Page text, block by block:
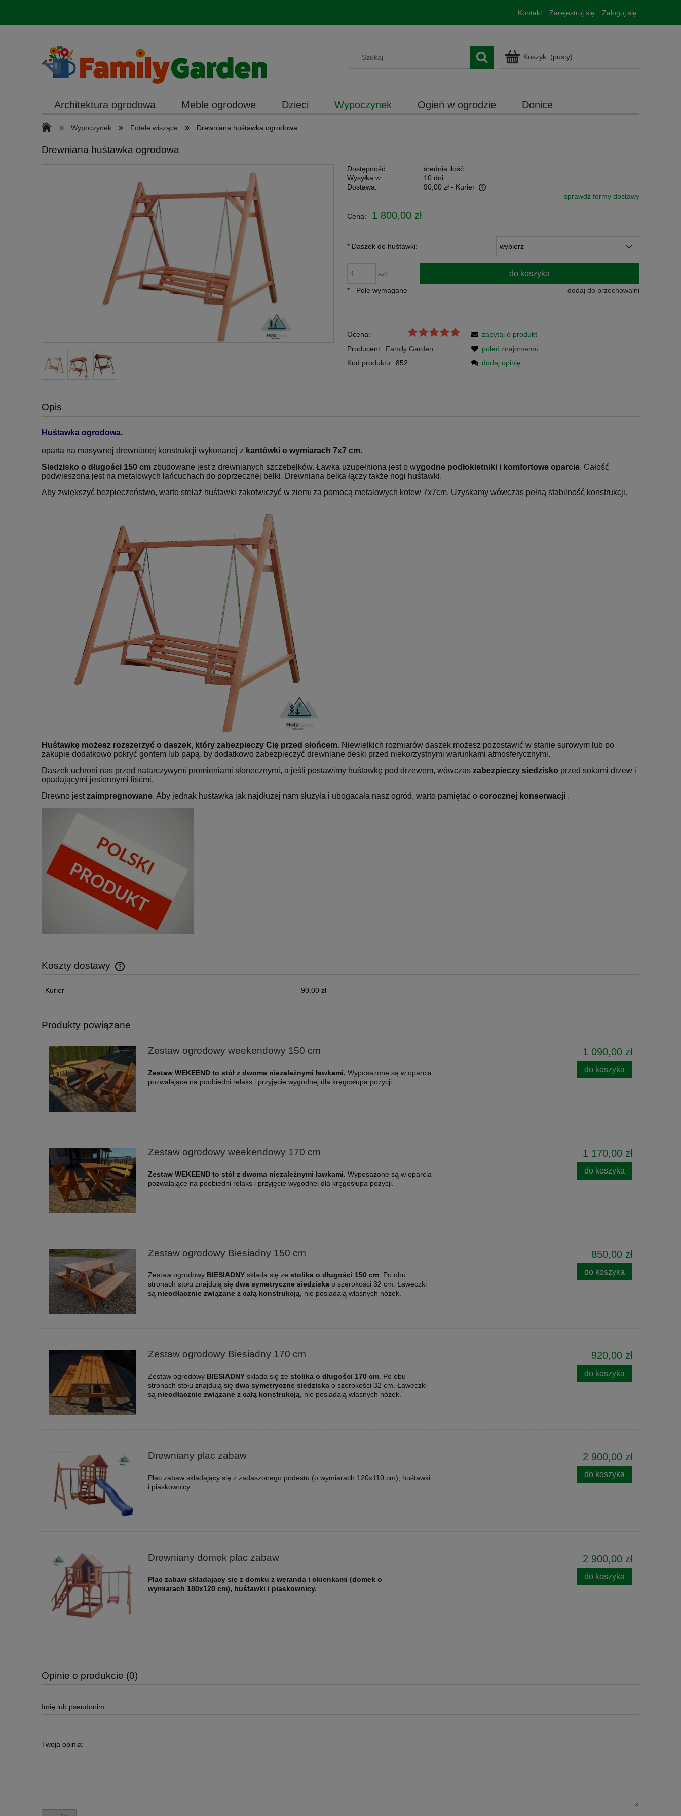
Kontakt Zarejestruj się Zaloguj się
Koszyk: (pusty)
Architektura ogrodowa Meble ogrodowe Dzieci Wypoczynek Ogień w ogrodzie Donice
Oświetlenie
» Wypoczynek » Fotele wiszące » Drewniana huśtawka ogrodowa
Drewniana huśtawka ogrodowa
Dostępność:
średnia ilość
Wysyłka w:
10 dni
Dostawa:
90,00 zł - Kurier
płatności
sprawdź formy dostawy
Cena: 1 800,00 zł
*Daszek do huśtawki:
szt. do koszyka
dodaj do przechowalni
*- Pole wymagane
Ocena:
Producent: Family Garden
Kod produktu: 852
zapytaj o produkt
poleć znajomemu
dodaj opinię
Opis
Huśtawka ogrodowa.
oparta na masywnej drewnianej konstrukcji wykonanej z kantówki o wymiarach 7x7 cm.
Siedzisko o długości 150 cm zbudowane jest z drewnianych szczebelków. Ławka uzupełniona jest o wygodne podłokietniki i komfortowe oparcie. Całość
podwieszona jest na metalowych łańcuchach do poprzecznej belki. Drewniana belka łączy także nogi huśtawki.
Aby zwiększyć bezpieczeństwo, warto stelaż huśtawki zakotwiczyć w ziemi za pomocą metalowych kotew 7x7cm. Uzyskamy wówczas pełną stabilność konstrukcji.
Huśtawkę możesz rozszerzyć o daszek, który zabezpieczy Cię przed słońcem. Niewielkich rozmiarów daszek możesz pozostawić w stanie surowym lub po
zakupie dodatkowo pokryć gontem lub papą, by dodatkowo zabezpieczyć drewniane deski przed niekorzystnymi warunkami atmosferycznymi.
Daszek uchroni nas przed natarczywymi promieniami słonecznymi, a jeśli postawimy huśtawkę pod drzewem, wówczas zabezpieczy siedzisko przed sokami drzew i
opadającymi jesiennymi liśćmi.
Drewno jest zaimpregnowane. Aby jednak huśtawka jak najdłużej nam służyła i ubogacała nasz ogród, warto pamiętać o corocznej konserwacji .
Koszty dostawy
Kurier 90,00 zł
Produkty powiązane
Zestaw ogrodowy weekendowy 150 cm
Zestaw WEKEEND to stół z dwoma niezależnymi ławkami. Wyposażone są w oparcia
pozwalające na poobiedni relaks i przyjęcie wygodnej dla kręgosłupa pozycji.
1 090,00 zł
do koszyka
Zestaw ogrodowy weekendowy 170 cm
Zestaw WEKEEND to stół z dwoma niezależnymi ławkami. Wyposażone są w oparcia
pozwalające na poobiedni relaks i przyjęcie wygodnej dla kręgosłupa pozycji.
1 170,00 zł
do koszyka
Zestaw ogrodowy Biesiadny 150 cm
Zestaw ogrodowy BIESIADNY składa się zestolika o długości 150 cm. Po obu
stronach stołu znajdują siędwa symetryczne siedziska o szerokości 32 cm. Ławeczki
są nieodłącznie związane z całą konstrukcją, nie posiadają własnych nóżek.
850,00 zł
do koszyka
Zestaw ogrodowy Biesiadny 170 cm
Zestaw ogrodowy BIESIADNY składa się zestolika o długości 170 cm . Po obu
stronach stołu znajdują siędwa symetryczne siedziska o szerokości 32 cm. Ławeczki
są nieodłącznie związane z całą konstrukcją , nie posiadają własnych nóżek.
920,00 zł
do koszyka
Drewniany plac zabaw
Plac zabaw składający się z zadaszonego podestu (o wymiarach 120x110 cm), huśtawki
i piaskownicy.
2 900,00 zł
do koszyka
Drewniany domek plac zabaw
Plac zabaw składający się z domku z werandą i okienkami (domek o
wymiarach 180x120 cm), huśtawki i piaskownicy.
2 900,00 zł
do koszyka
Opinie o produkcie (0)
Imię lub pseudonim:
Twoja opinia: